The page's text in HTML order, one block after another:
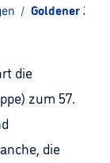
/ Goldener
die
zum 57.
die